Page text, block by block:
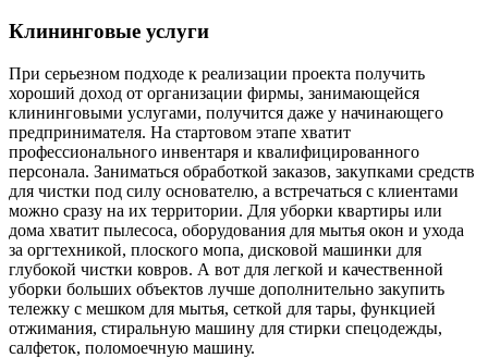
Клининговые услуги
При серьезном подходе к реализации проекта получить
хороший доход от организации фирмы, занимающейся
клининговыми услугами, получится даже у начинающего
предпринимателя. На стартовом этапе хватит
профессионального инвентаря и квалифицированного
персонала. Заниматься обработкой заказов, закупками средств
для чистки под силу основателю, а встречаться с клиентами
можно сразу на их территории. Для уборки квартиры или
дома хватит пылесоса, оборудования для мытья окон и ухода
за оргтехникой, плоского мопа, дисковой машинки для
глубокой чистки ковров. А вот для легкой и качественной
уборки больших объектов лучше дополнительно закупить
тележку с мешком для мытья, сеткой для тары, функцией
отжимания, стиральную машину для стирки спецодежды,
салфеток, поломоечную машину.